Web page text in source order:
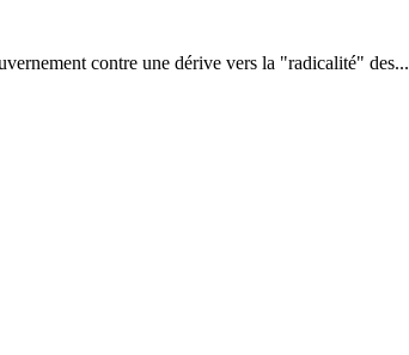
contre une dérive vers la "radicalité" des...